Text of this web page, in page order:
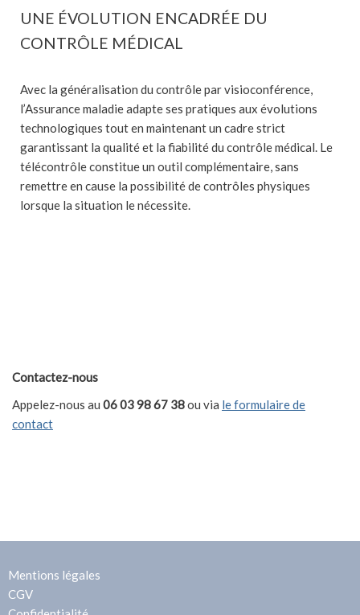
UNE ÉVOLUTION ENCADRÉE DU
CONTRÔLE MÉDICAL
Avec la généralisation du contrôle par visioconférence,
l’Assurance maladie adapte ses pratiques aux évolutions
technologiques tout en maintenant un cadre strict
garantissant la qualité et la fiabilité du contrôle médical. Le
télécontrôle constitue un outil complémentaire, sans
remettre en cause la possibilité de contrôles physiques
lorsque la situation le nécessite.
Contactez-nous
Appelez-nous au 06 03 98 67 38ou via le formulaire de
contact
Mentions légales
CGV